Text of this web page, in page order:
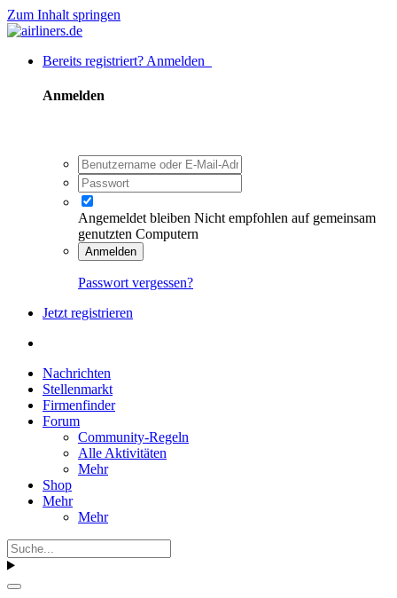
Zum Inhalt springen
Bereits registriert? Anmelden
Anmelden
Angemeldet bleiben Nicht empfohlen auf gemeinsam
genutzten Computern
Anmelden
Passwort vergessen?
Jetzt registrieren
Nachrichten
Stellenmarkt
Firmenfinder
Forum
Community-Regeln
Alle Aktivitäten
Mehr
Shop
Mehr
Mehr